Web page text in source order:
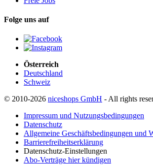
Folge uns auf
Österreich
Deutschland
Schweiz
© 2010-2026 niceshops GmbH - All rights
Impressum und Nutzungsbedingungen
Datenschutz
Allgemeine Geschäftsbedingungen und
Barrierefreiheitserklärung
Datenschutz-Einstellungen
Abo-Verträge hier kündigen